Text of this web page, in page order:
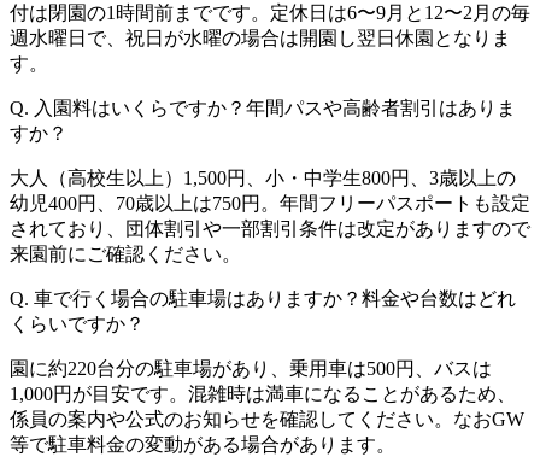
付は閉園の1時間前までです。定休日は6〜9月と12〜2月の毎
週水曜日で、祝日が水曜の場合は開園し翌日休園となりま
す。
Q. 入園料はいくらですか？年間パスや高齢者割引はありま
すか？
大人（高校生以上）1,500円、小・中学生800円、3歳以上の
幼児400円、70歳以上は750円。年間フリーパスポートも設定
されており、団体割引や一部割引条件は改定がありますので
来園前にご確認ください。
Q. 車で行く場合の駐車場はありますか？料金や台数はどれ
くらいですか？
園に約220台分の駐車場があり、乗用車は500円、バスは
1,000円が目安です。混雑時は満車になることがあるため、
係員の案内や公式のお知らせを確認してください。なおGW
等で駐車料金の変動がある場合があります。